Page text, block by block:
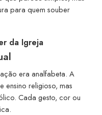
para quem souber
da Igreja
era analfabeta. A
ensino religioso, mas
Cada gesto, cor ou